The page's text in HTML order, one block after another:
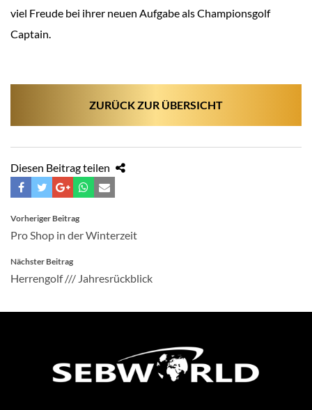
viel Freude bei ihrer neuen Aufgabe als Championsgolf
Captain.
ZURÜCK ZUR ÜBERSICHT
Diesen Beitrag teilen
BEITRAGSNAVIGATION
Vorheriger Beitrag
Pro Shop in der Winterzeit
Nächster Beitrag
Herrengolf /// Jahresrückblick